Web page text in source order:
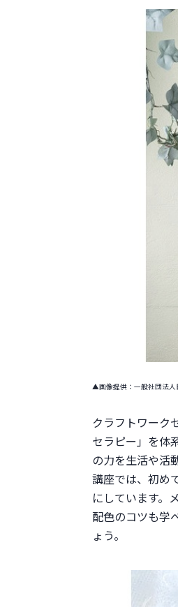
▲画像提供：一般社団法人
クラフトワーク
セラピー」を体
の力を生活や活
講座では、初め
にしています。
配色のコツも学
ょう。